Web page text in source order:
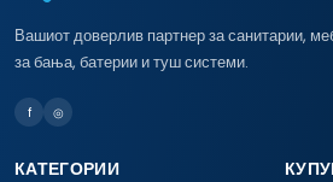
Вашиот доверлив партнер за санитарии,
за бања, батерии и туш системи.
f ◎
КАТЕГОРИИ